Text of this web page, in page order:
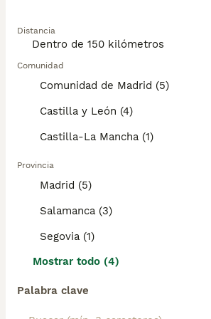
Distancia
Comunidad
Comunidad de Madrid (5)
Castilla y León (4)
Castilla-La Mancha (1)
Provincia
Madrid (5)
Salamanca (3)
Segovia (1)
Mostrar todo (4)
Palabra clave